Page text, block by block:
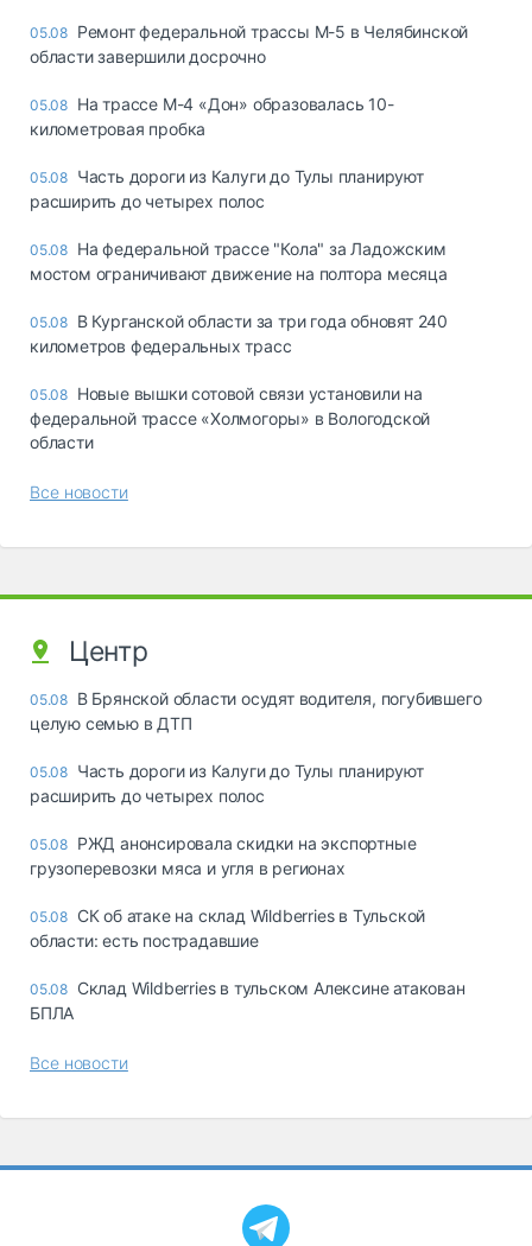
05.08 Ремонт федеральной трассы М-5 в Челябинской
области завершили досрочно
05.08 На трассе М-4 «Дон» образовалась 10-
километровая пробка
05.08 Часть дороги из Калуги до Тулы планируют
расширить до четырех полос
05.08 На федеральной трассе "Кола" за Ладожским
мостом ограничивают движение на полтора месяца
05.08 В Курганской области за три года обновят 240
километров федеральных трасс
05.08 Новые вышки сотовой связи установили на
федеральной трассе «Холмогоры» в Вологодской
области
Все новости
Центр
05.08 В Брянской области осудят водителя, погубившего
целую семью в ДТП
05.08 Часть дороги из Калуги до Тулы планируют
расширить до четырех полос
05.08 РЖД анонсировала скидки на экспортные
грузоперевозки мяса и угля в регионах
05.08 СК об атаке на склад Wildberries в Тульской
области: есть пострадавшие
05.08 Склад Wildberries в тульском Алексине атакован
БПЛА
Все новости